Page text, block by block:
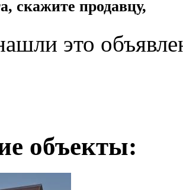
скажите продавцу,
это
объекты: